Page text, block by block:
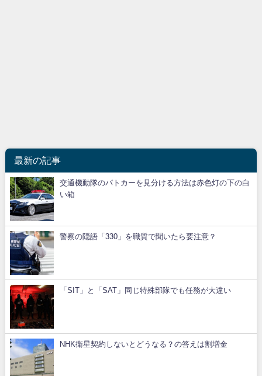
最新の記事
交通機動隊のパトカーを見分ける方法は赤色灯の下の白
い箱
警察の隠語「330」を職質で聞いたら要注意？
「SIT」と「SAT」同じ特殊部隊でも任務が大違い
NHK衛星契約しないとどうなる？の答えは割増金